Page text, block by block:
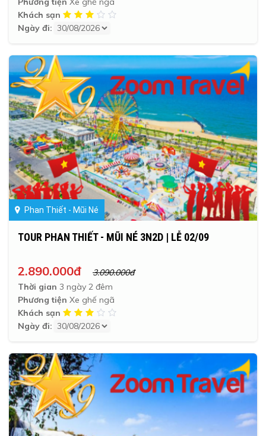
Khách sạn
Ngày đi:
Phan Thiết - Mũi Né
TOUR PHAN THIẾT - MŨI NÉ 3N2D | LỄ 02/09
2.890.000đ
3.090.000đ
Thời gian 3 ngày 2 đêm
Phương tiện Xe ghế ngã
Khách sạn
Ngày đi: